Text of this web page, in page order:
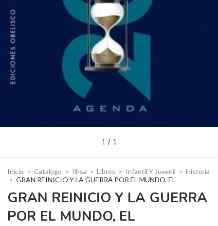
1 / 1
Inicio > Catalogo > Ilhsa > Libros > Infantil Y Juvenil > Historia
> GRAN REINICIO Y LA GUERRA POR EL MUNDO, EL
GRAN REINICIO Y LA GUERRA
POR EL MUNDO, EL